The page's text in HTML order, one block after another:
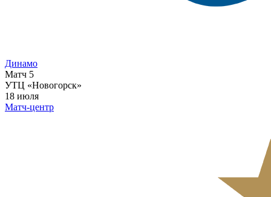
Динамо
Матч 5
УТЦ «Новогорск»
18 июля
Матч-центр